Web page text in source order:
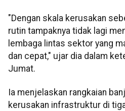
"Dengan skala kerusakan
rutin tampaknya tidak lagi
lembaga lintas sektor yang
dan cepat," ujar dia dalam
Jumat.
Ia menjelaskan rangkaian
kerusakan infrastruktur di